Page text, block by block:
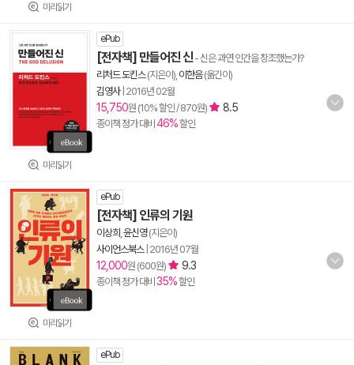
미리읽기
미리읽기
ePub
[전자책] 만들어진 신- 신은 과연 인간을 창조했는가?
리처드 도킨스(지은이), 이한음(옮긴이)
김영사| 2016년 02월
15,750원 (10% 할인 / 870원) 8.5
종이책 정가 대비 46%할인
미리읽기
ePub
[전자책] 인류의 기원
이상희 윤신영(지은이)
사이언스북스| 2016년 07월
12,000원 (600원) 9.3
종이책 정가 대비 35%할인
ePub